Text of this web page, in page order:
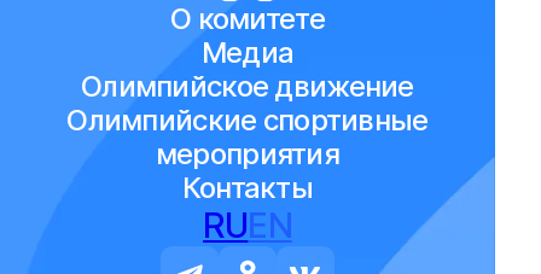
О комитете
Медиа
Олимпийское движение
Олимпийские спортивные
мероприятия
Контакты
RUEN